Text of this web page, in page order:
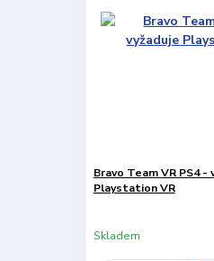
Bravo Team VR PS4 -
Playstation VR
Skladem